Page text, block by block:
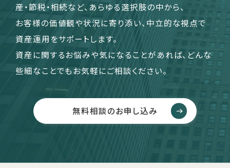
産・節税・相続など、あらゆる選択肢の中から、
お客様の価値観や状況に寄り添い、中立的な視点で
資産運用をサポートします。
資産に関するお悩みや気になることがあれば、どんな
些細なことでもお気軽にご相談ください。
無料相談のお申し込み